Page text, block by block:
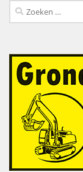
Zoeken
naar: